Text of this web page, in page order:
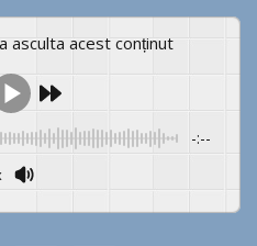
asculta acest conținut
-:--